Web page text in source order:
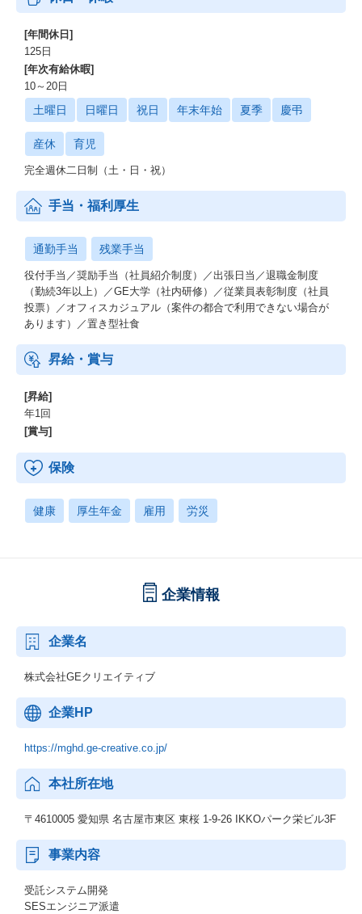
[年間休日]
125日
[年次有給休暇]
10～20日
土曜日 日曜日 祝日 年末年始 夏季 慶弔
産休 育児
完全週休二日制（土・日・祝）
手当・福利厚生
通勤手当 残業手当
役付手当／奨励手当（社員紹介制度）／出張日当／退職金制度
（勤続3年以上）／GE大学（社内研修）／従業員表彰制度（社員
投票）／オフィスカジュアル（案件の都合で利用できない場合が
あります）／置き型社食
昇給・賞与
[昇給]
年1回
[賞与]
保険
健康 厚生年金 雇用 労災
企業情報
企業名
株式会社GEクリエイティブ
企業HP
https://mghd.ge-creative.co.jp/
本社所在地
〒4610005 愛知県 名古屋市東区 東桜 1-9-26 IKKOパーク栄ビル3F
事業内容
受託システム開発
SESエンジニア派遣